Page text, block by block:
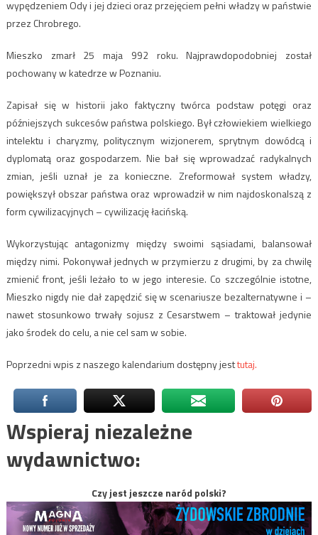
wypędzeniem Ody i jej dzieci oraz przejęciem pełni władzy w państwie
przez Chrobrego.
Mieszko zmarł 25 maja 992 roku. Najprawdopodobniej został
pochowany w katedrze w Poznaniu.
Zapisał się w historii jako faktyczny twórca podstaw potęgi oraz
późniejszych sukcesów państwa polskiego. Był człowiekiem wielkiego
intelektu i charyzmy, politycznym wizjonerem, sprytnym dowódcą i
dyplomatą oraz gospodarzem. Nie bał się wprowadzać radykalnych
zmian, jeśli uznał je za konieczne. Zreformował system władzy,
powiększył obszar państwa oraz wprowadził w nim najdoskonalszą z
form cywilizacyjnych – cywilizację łacińską.
Wykorzystując antagonizmy między swoimi sąsiadami, balansował
między nimi. Pokonywał jednych w przymierzu z drugimi, by za chwilę
zmienić front, jeśli leżało to w jego interesie. Co szczególnie istotne,
Mieszko nigdy nie dał zapędzić się w scenariusze bezalternatywne i –
nawet stosunkowo trwały sojusz z Cesarstwem – traktował jedynie
jako środek do celu, a nie cel sam w sobie.
Poprzedni wpis z naszego kalendarium dostępny jesttutaj.
Wspieraj niezależne
wydawnictwo:
Czy jest jeszcze naród polski?